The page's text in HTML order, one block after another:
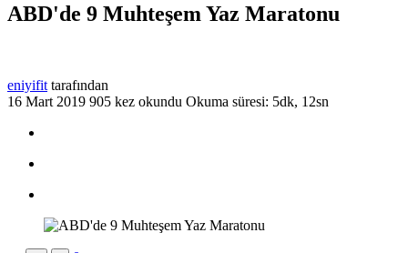
ABD'de 9 Muhteşem Yaz Maratonu
eniyifit tarafından
16 Mart 2019 905 kez okundu Okuma süresi: 5dk, 12sn